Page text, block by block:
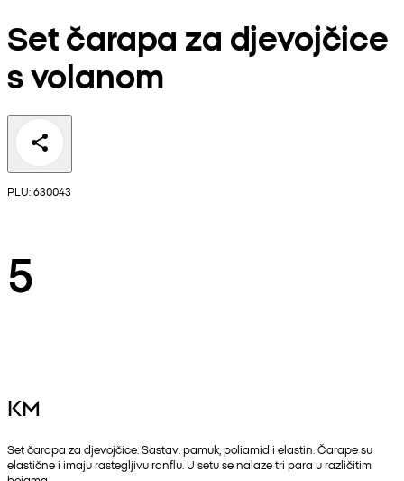
Set čarapa za djevojčice
s volanom
PLU: 630043
5
KM
Set čarapa za djevojčice. Sastav: pamuk, poliamid i elastin. Čarape su
elastične i imaju rastegljivu ranflu. U setu se nalaze tri para u različitim